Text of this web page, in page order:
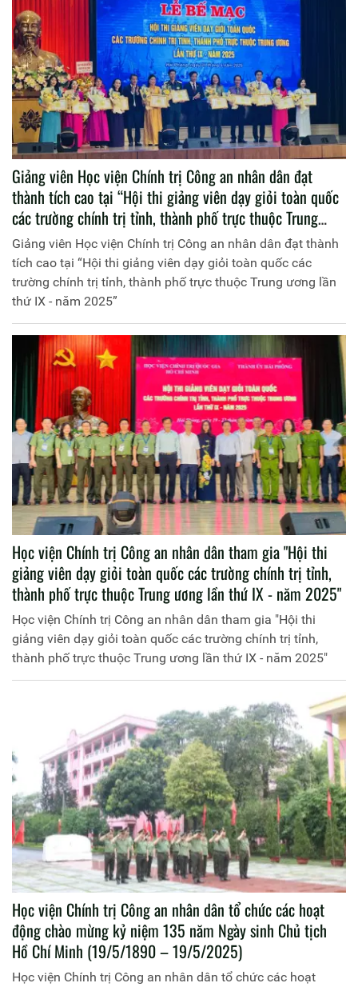
Giảng viên Học viện Chính trị Công an nhân dân đạt
thành tích cao tại “Hội thi giảng viên dạy giỏi toàn quốc
các trường chính trị tỉnh, thành phố trực thuộc Trung
ương lần thứ IX - năm 2025”
Giảng viên Học viện Chính trị Công an nhân dân đạt thành
tích cao tại “Hội thi giảng viên dạy giỏi toàn quốc các
trường chính trị tỉnh, thành phố trực thuộc Trung ương lần
thứ IX - năm 2025”
Học viện Chính trị Công an nhân dân tham gia "Hội thi
giảng viên dạy giỏi toàn quốc các trường chính trị tỉnh,
thành phố trực thuộc Trung ương lần thứ IX - năm 2025"
Học viện Chính trị Công an nhân dân tham gia "Hội thi
giảng viên dạy giỏi toàn quốc các trường chính trị tỉnh,
thành phố trực thuộc Trung ương lần thứ IX - năm 2025"
Học viện Chính trị Công an nhân dân tổ chức các hoạt
động chào mừng kỷ niệm 135 năm Ngày sinh Chủ tịch
Hồ Chí Minh (19/5/1890 – 19/5/2025)
Học viện Chính trị Công an nhân dân tổ chức các hoạt